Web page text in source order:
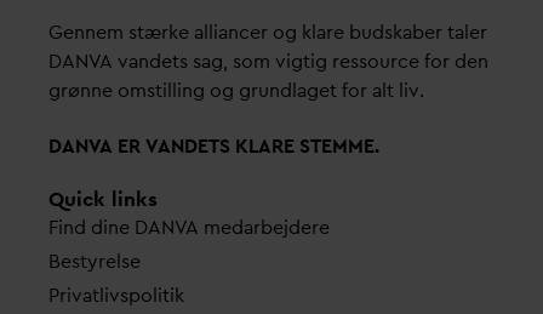
Gennem stærke alliancer og klare budskaber taler
DANVA vandets sag, som vigtig ressource for den
grønne omstilling og grundlaget for alt liv.
DANVA ERVANDETS KLARE STEMME.
Quick links
Find dine DANVA medarbejdere
Bestyrelse
Privatlivspolitik